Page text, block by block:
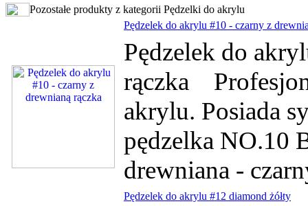
Pozostałe produkty z kategorii Pędzelki do akrylu
Pędzelek do akrylu #10 - czarny z
Pędzelek do
rączka
akrylu. Posiada
pędzelka NO.10
drewniana -
Pędzelek do akrylu #12 diamond żółty